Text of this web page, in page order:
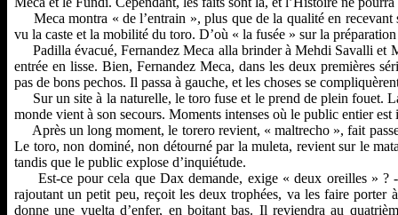
Meca montra « de l’entrain », plus que de la qualité en recevant
vu la caste et la mobilité du toro. D’où « la fusée » sur la
Padilla évacué, Fernandez Meca alla brinder à Mehdi Savalli et
entrée en lisse. Bien, Fernandez Meca, dans les deux premières
pas de bons pechos. Il passa à gauche, et les choses se
Sur un site à la naturelle, le toro fuse et le prend de plein fouet.
monde vient à son secours. Moments intenses où le public entier
Après un long moment, le torero revient, « maltrecho », fait
Le toro, non dominé, non détourné par la muleta, revient sur le
tandis que le public explose d’inquiétude.
Est-ce pour cela que Dax demande, exige « deux oreilles » ?
rajoutant un petit peu, reçoit les deux trophées, va les faire porter
donne une vuelta d’enfer, en boitant bas. Il reviendra au